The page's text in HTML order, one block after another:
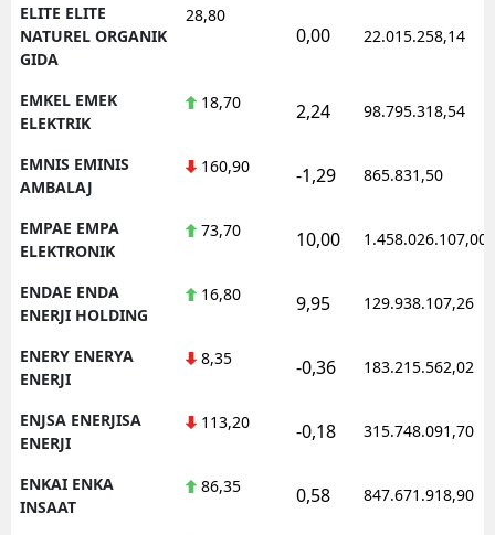
ELITE ELITE
NATUREL ORGANIK
GIDA
28,80
0,00 22.015.258,14
EMKEL EMEK
ELEKTRIK
18,70 2,24 98.795.318,54
EMNIS EMINIS
AMBALAJ
160,90 -1,29 865.831,50
EMPAE EMPA
ELEKTRONIK
73,70 10,00 1.458.026.107,00
ENDAE ENDA
ENERJI HOLDING
16,80 9,95 129.938.107,26
ENERY ENERYA
ENERJI
8,35 -0,36 183.215.562,02
ENJSA ENERJISA
ENERJI
113,20 -0,18 315.748.091,70
ENKAI ENKA
INSAAT
86,35 0,58 847.671.918,90